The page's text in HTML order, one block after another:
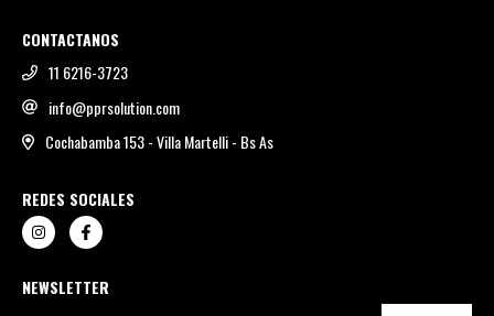
CONTACTANOS
11 6216-3723
info@pprsolution.com
Cochabamba 153 - Villa Martelli - Bs As
REDES SOCIALES
NEWSLETTER